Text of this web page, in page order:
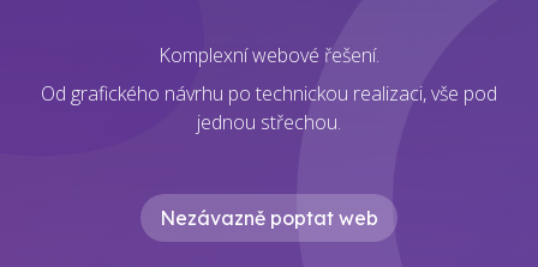
Komplexní webové řešení.
Od grafického návrhu po technickou realizaci, vše pod
jednou střechou.
Nezávazně poptat web